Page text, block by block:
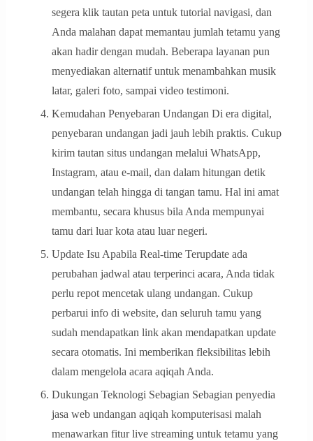
segera klik tautan peta untuk tutorial navigasi, dan
Anda malahan dapat memantau jumlah tetamu yang
akan hadir dengan mudah. Beberapa layanan pun
menyediakan alternatif untuk menambahkan musik
latar, galeri foto, sampai video testimoni.
Kemudahan Penyebaran Undangan Di era digital,
penyebaran undangan jadi jauh lebih praktis. Cukup
kirim tautan situs undangan melalui WhatsApp,
Instagram, atau e-mail, dan dalam hitungan detik
undangan telah hingga di tangan tamu. Hal ini amat
membantu, secara khusus bila Anda mempunyai
tamu dari luar kota atau luar negeri.
Update Isu Apabila Real-time Terupdate ada
perubahan jadwal atau terperinci acara, Anda tidak
perlu repot mencetak ulang undangan. Cukup
perbarui info di website, dan seluruh tamu yang
sudah mendapatkan link akan mendapatkan update
secara otomatis. Ini memberikan fleksibilitas lebih
dalam mengelola acara aqiqah Anda.
Dukungan Teknologi Sebagian Sebagian penyedia
jasa web undangan aqiqah komputerisasi malah
menawarkan fitur live streaming untuk tetamu yang